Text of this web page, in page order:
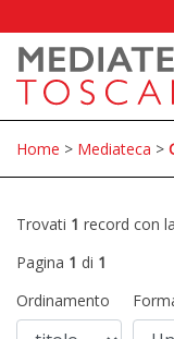
Home > Mediateca >
Trovati 1 record con
Pagina 1 di 1
Ordinamento